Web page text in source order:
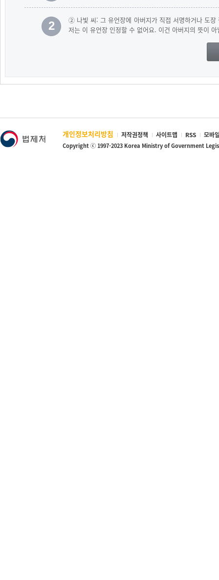
2
② 나빛 씨: 그 유언장에 아버지가 직접 서명하거나 도장
저는 이 유언장 인정할 수 없어요. 이건 아버지의 뜻이 아
개인정보처리방침 저작권정책 사이트맵 RSS 모바
Copyright ⓒ 1997-2023 Korea Ministry of Government